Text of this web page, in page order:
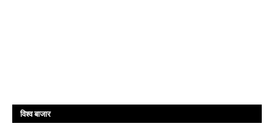
विश्व बाजार